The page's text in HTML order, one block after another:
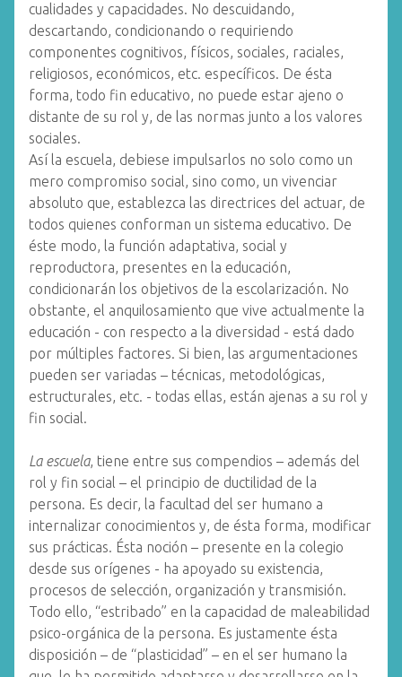
cualidades y capacidades. No descuidando,
descartando, condicionando o requiriendo
componentes cognitivos, físicos, sociales, raciales,
religiosos, económicos, etc. específicos. De ésta
forma, todo fin educativo, no puede estar ajeno o
distante de su rol y, de las normas junto a los valores
sociales.
Así la escuela, debiese impulsarlos no solo como un
mero compromiso social, sino como, un vivenciar
absoluto que, establezca las directrices del actuar, de
todos quienes conforman un sistema educativo. De
éste modo, la función adaptativa, social y
reproductora, presentes en la educación,
condicionarán los objetivos de la escolarización. No
obstante, el anquilosamiento que vive actualmente la
educación - con respecto a la diversidad - está dado
por múltiples factores. Si bien, las argumentaciones
pueden ser variadas – técnicas, metodológicas,
estructurales, etc. - todas ellas, están ajenas a su rol y
fin social.
La escuela, tiene entre sus compendios – además del
rol y fin social – el principio de ductilidad de la
persona. Es decir, la facultad del ser humano a
internalizar conocimientos y, de ésta forma, modificar
sus prácticas. Ésta noción – presente en la colegio
desde sus orígenes - ha apoyado su existencia,
procesos de selección, organización y transmisión.
Todo ello, “estribado” en la capacidad de maleabilidad
psico-orgánica de la persona. Es justamente ésta
disposición – de “plasticidad” – en el ser humano la